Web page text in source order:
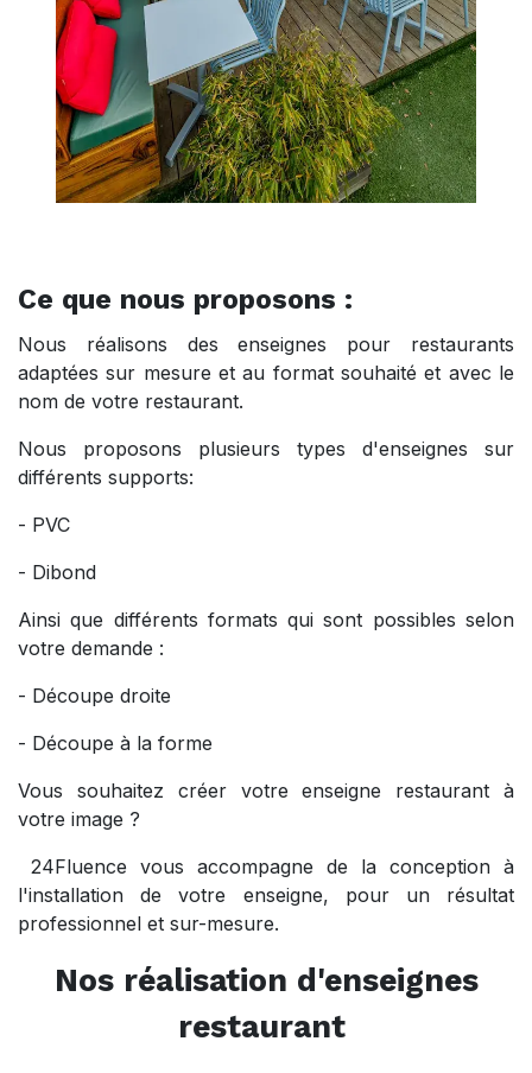
Ce que nous proposons :
Nous réalisons des enseignes pour restaurants
adaptées sur mesure et au format souhaité et avec le
nom de votre restaurant.
Nous proposons plusieurs types d'enseignes sur
différents supports:
- PVC
- Dibond
Ainsi que différents formats qui sont possibles selon
votre demande :
- Découpe droite
- Découpe à la forme
Vous souhaitez créer votre enseigne restaurant à
votre image ?
24Fluence vous accompagne de la conception à
l'installation de votre enseigne, pour un résultat
professionnel et sur-mesure.
Nos réalisation d'enseignes
restaurant